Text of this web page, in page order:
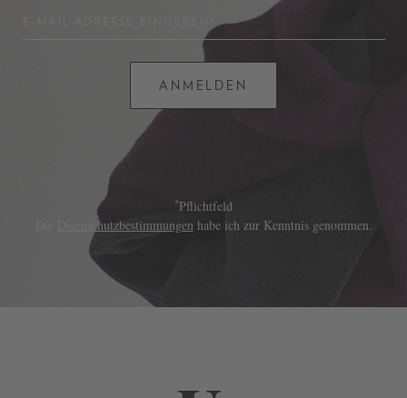
ANMELDEN
*Pflichtfeld
Datenschutzbestimmungen habe ich zur Kenntnis genommen.